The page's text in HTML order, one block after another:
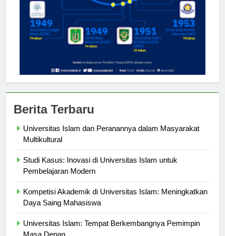
Universitas Islam dan Peranannya dalam Masyarakat
Studi Kasus: Inovasi di Universitas Islam untuk
Kompetisi Akademik di Universitas Islam: Meningkatkan
Universitas Islam: Tempat Berkembangnya Pemimpin